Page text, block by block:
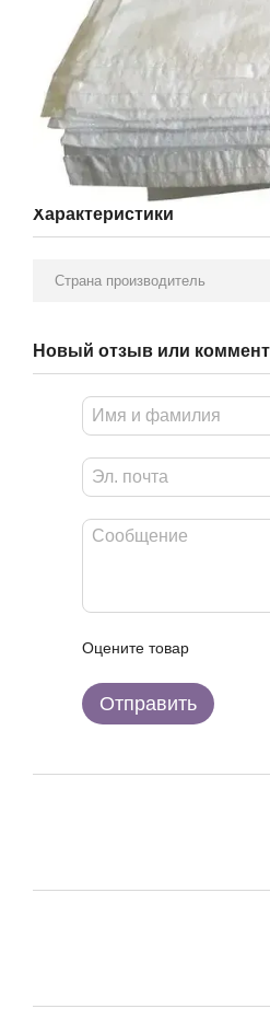
Характеристики
Страна производитель
Новый отзыв или
Оцените товар
Отправить